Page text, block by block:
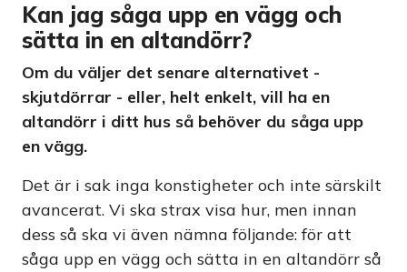
Kan jag såga upp en vägg och
sätta in en altandörr?
Om du väljer det senare alternativet -
skjutdörrar - eller, helt enkelt, vill ha en
altandörr i ditt hus så behöver du såga upp
en vägg.
Det är i sak inga konstigheter och inte särskilt
avancerat. Vi ska strax visa hur, men innan
dess så ska vi även nämna följande: för att
såga upp en vägg och sätta in en altandörr så